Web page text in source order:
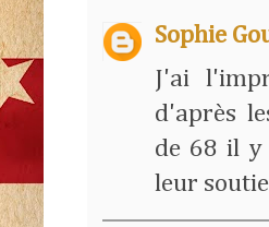
Sophie
J'ai
d'après
de 68 il y
leur